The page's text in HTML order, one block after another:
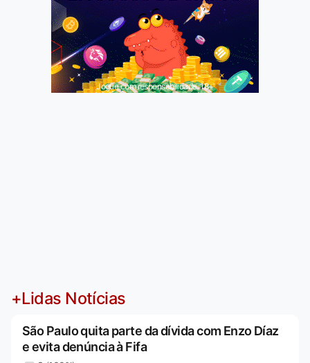
Jogue com responsabilidade. 18+
+Lidas Notícias
São Paulo quita parte da dívida com Enzo Díaz
e evita denúncia à Fifa